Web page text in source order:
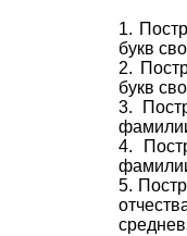
1.
букв
2.
букв
3.
4.
5.